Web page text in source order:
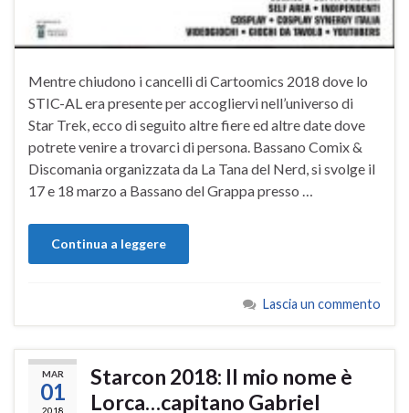
Mentre chiudono i cancelli di Cartoomics 2018 dove lo
STIC-AL era presente per accogliervi nell’universo di
Star Trek, ecco di seguito altre fiere ed altre date dove
potrete venire a trovarci di persona. Bassano Comix &
Discomania organizzata da La Tana del Nerd, si svolge il
17 e 18 marzo a Bassano del Grappa presso …
Continua a leggere
Lascia un commento
MAR
01
2018
Starcon 2018: Il mio nome è
Lorca…capitano Gabriel